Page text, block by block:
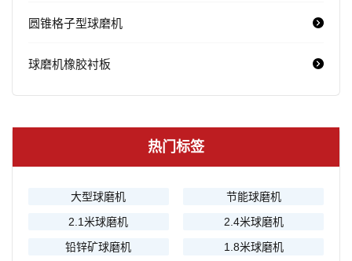
圆锥格子型球磨机
球磨机橡胶衬板
热门标签
大型球磨机
节能球磨机
2.1米球磨机
2.4米球磨机
铅锌矿球磨机
1.8米球磨机